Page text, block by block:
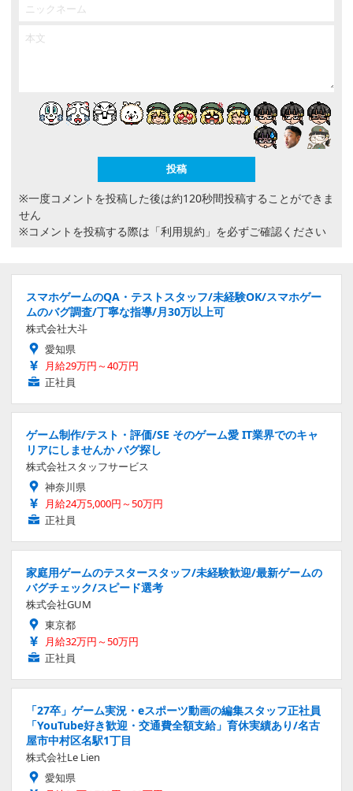
※一度コメントを投稿した後は約120秒間投稿することができま
せん
※コメントを投稿する際は 「利用規約」 を必ずご確認ください
スマホゲームのQA・テストスタッフ/未経験OK/スマホゲー
ムのバグ調査/丁寧な指導/月30万以上可
株式会社大斗
愛知県
月給29万円～40万円
正社員
ゲーム制作/テスト・評価/SE そのゲーム愛 IT業界でのキャ
リアにしませんか バグ探し
株式会社スタッフサービス
神奈川県
月給24万5,000円～50万円
正社員
家庭用ゲームのテスタースタッフ/未経験歓迎/最新ゲームの
バグチェック/スピード選考
株式会社GUM
東京都
月給32万円～50万円
正社員
「27卒」ゲーム実況・eスポーツ動画の編集スタッフ正社員
「YouTube好き歓迎・交通費全額支給」育休実績あり/名古
屋市中村区名駅1丁目
株式会社Le Lien
愛知県